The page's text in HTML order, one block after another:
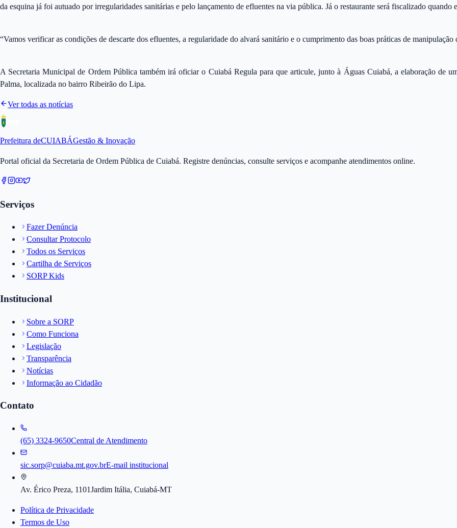
da esquina já foi autuado por irregularidades sanitárias e pelo lançamento de efluentes na via pública. Já o restaurante será fiscalizado quando
“Vamos verificar as condições de descarte dos efluentes, a regularidade do alvará sanitário e o cumprimento das boas práticas de
A Secretaria Municipal de Ordem Pública também irá oficiar o Cuiabá Regula para que articule, junto à Águas Cuiabá, a elaboração de
Palma, localizada no bairro Ribeirão do Lipa.
Ver todas as notícias
Prefeitura deCUIABÁGestão & Inovação
Portal oficial da Secretaria de Ordem Pública de Cuiabá. Registre denúncias, consulte serviços e acompanhe atendimentos online.
Serviços
Fazer Denúncia
Consultar Protocolo
Todos os Serviços
Cartilha de Serviços
SORP Kids
Institucional
Sobre a SORP
Como Funciona
Legislação
Transparência
Notícias
Informação ao Cidadão
Contato
(65) 3324-9650Central de Atendimento
sic.sorp@cuiaba.mt.gov.brE-mail institucional
Av. Érico Preza, 1101Jardim Itália, Cuiabá-MT
Política de Privacidade
Termos de Uso